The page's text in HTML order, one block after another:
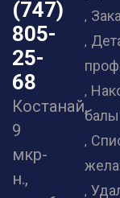
(747)
805-
25-
68
Костанай,
9
мкр-
н.,
балы